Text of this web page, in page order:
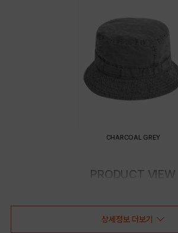
CHARCOAL GREY
PRODUCT VIEW
상세정보 더보기